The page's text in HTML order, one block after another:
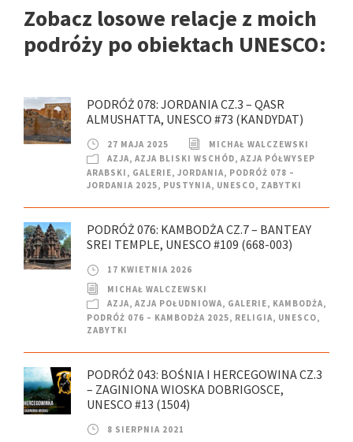
Zobacz losowe relacje z moich
podróży po obiektach UNESCO:
PODRÓŻ 078: JORDANIA CZ.3 – QASR
ALMUSHATTA, UNESCO #73 (KANDYDAT)
27 MAJA 2025
MICHAŁ WALCZEWSKI
AZJA, AZJA BLISKI WSCHÓD, AZJA PÓŁWYSEP
ARABSKI , GALERIE, JORDANIA, PODRÓŻ 078 –
JORDANIA 2025, PUSTYNIA, UNESCO, ZABYTKI
PODRÓŻ 076: KAMBODŻA CZ.7 – BANTEAY
SREI TEMPLE, UNESCO #109 (668-003)
17 KWIETNIA 2026
MICHAŁ WALCZEWSKI
AZJA, AZJA POŁUDNIOWA, GALERIE, KAMBODŻA,
PODRÓŻ 076 – KAMBODŻA 2025, RELIGIA, UNESCO,
ZABYTKI
PODRÓŻ 043: BOŚNIA I HERCEGOWINA CZ.3
– ZAGINIONA WIOSKA DOBRIGOSCE,
UNESCO #13 (1504)
8 SIERPNIA 2021